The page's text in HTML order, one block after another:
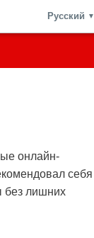
Русский ▼
онлайн-
себя
без лишних